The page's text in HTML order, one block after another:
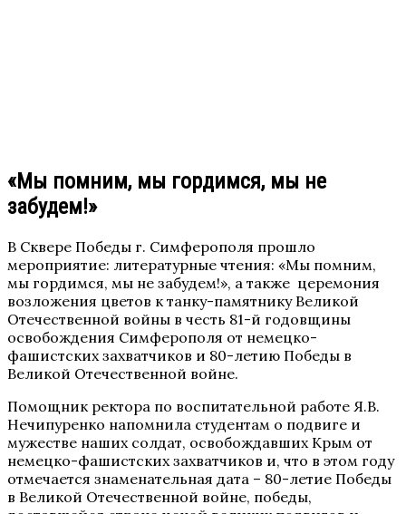
«Мы помним, мы гордимся, мы не
забудем!»
В Сквере Победы г. Симферополя прошло
мероприятие: литературные чтения: «Мы помним,
мы гордимся, мы не забудем!», а также церемония
возложения цветов к танку-памятнику Великой
Отечественной войны в честь 81-й годовщины
освобождения Симферополя от немецко-
фашистских захватчиков и 80-летию Победы в
Великой Отечественной войне.
Помощник ректора по воспитательной работе Я.В.
Нечипуренко напомнила студентам о подвиге и
мужестве наших солдат, освобождавших Крым от
немецко-фашистских захватчиков и, что в этом году
отмечается знаменательная дата – 80-летие Победы
в Великой Отечественной войне, победы,